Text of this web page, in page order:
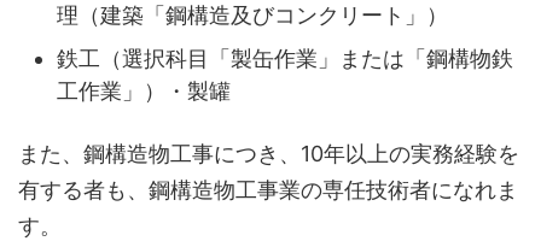
理（建築「鋼構造及びコンクリート」）
鉄工（選択科目「製缶作業」または「鋼構物鉄
工作業」）・製罐
また、鋼構造物工事につき、10年以上の実務経験を
有する者も、鋼構造物工事業の専任技術者になれま
す。